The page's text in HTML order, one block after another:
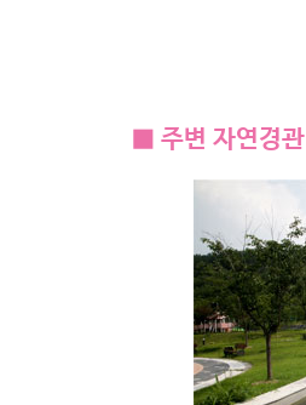
■ 주변 자연경관